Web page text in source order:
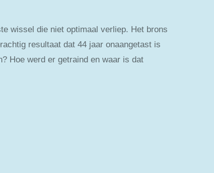
wissel die niet optimaal verliep. Het brons
resultaat dat 44 jaar onaangetast is
Hoe werd er getraind en waar is dat